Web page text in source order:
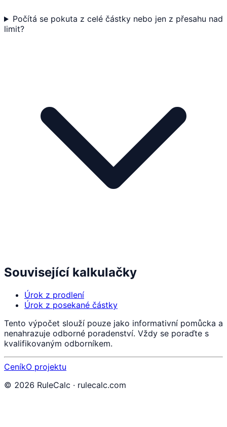
Počítá se pokuta z celé částky nebo jen z přesahu nad
limit?
Související kalkulačky
Úrok z prodlení
Úrok z posekané částky
Tento výpočet slouží pouze jako informativní pomůcka a
nenahrazuje odborné poradenství. Vždy se poraďte s
kvalifikovaným odborníkem.
CeníkO projektu
© 2026 RuleCalc · rulecalc.com